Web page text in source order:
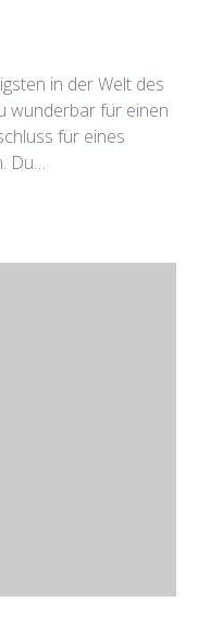
in der Welt des
wunderbar für einen
für eines
Du…